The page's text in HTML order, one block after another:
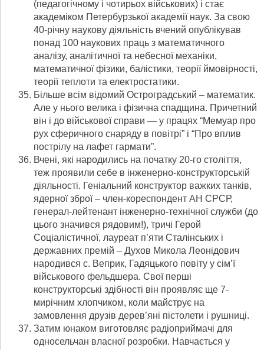
(педагогічному і чотирьох військових) і стає
академіком Петербурзької академії наук. За свою
40-річну наукову діяльність вчений опублікував
понад 100 наукових праць з математичного
аналізу, аналітичної та небесної механіки,
математичної фізики, балістики, теорії ймовірності,
теорії теплоти та електростатики.
Більше всім відомий Остроградський – математик.
Але у нього велика і фізична спадщина. Причетний
він і до військової справи — у працях “Мемуар про
рух сферичного снаряду в повітрі” і “Про вплив
пострілу на лафет гармати”.
Вчені, які народились на початку 20-го століття,
теж проявили себе в інженерно-конструкторській
діяльності. Геніальний конструктор важких танків,
ядерної зброї – член-кореспондент АН СРСР,
генерал-лейтенант інженерно-технічної служби (до
цього значився рядовим!), тричі Герой
Соціалістичної, лауреат п’яти Сталінських і
державних премій – Духов Микола Леонідович
народився с. Веприк, Гадяцького повіту у сім’ї
військового фельдшера. Свої перші
конструкторські здібності він проявляє ще 7-
мирічним хлопчиком, коли майструє на
замовлення друзів дерев’яні пістолети і рушниці.
Затим юнаком виготовляє радіоприймачі для
односельчан власної розробки. Навчається у